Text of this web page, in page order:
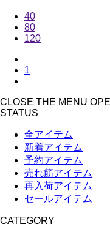
40
80
120
1
CLOSE THE MENU
STATUS
全アイテム
新着アイテム
予約アイテム
売れ筋アイテム
再入荷アイテム
セールアイテム
CATEGORY